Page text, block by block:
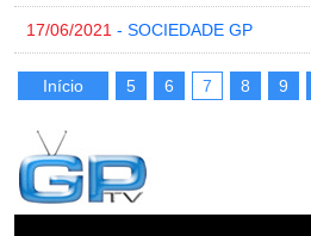
17/06/2021 - SOCIEDADE GP
Início 5 6 7 8 9